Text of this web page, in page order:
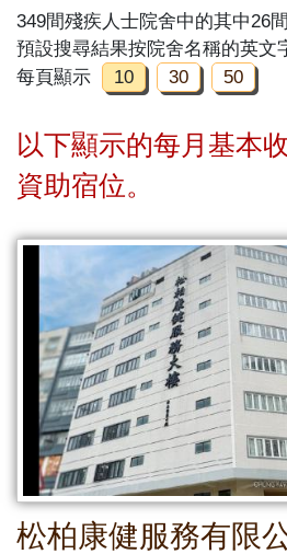
349間殘疾人士院舍中的其中26間
預設搜尋結果按院舍名稱的英文
每頁顯示
10 30 50
以下顯示的每月基本
資助宿位。
松柏康健服務有限